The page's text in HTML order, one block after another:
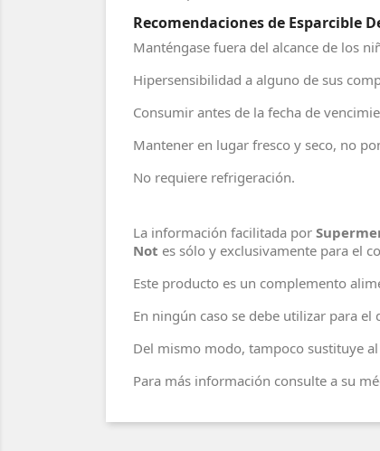
Recomendaciones de Esparcible
Manténgase fuera del alcance de los
Hipersensibilidad a alguno de sus
Consumir antes de la fecha de
Mantener en lugar fresco y seco, no
No requiere refrigeración.
La información facilitada por
Not es sólo y exclusivamente para el
Este producto es un complemento
En ningún caso se debe utilizar para
Del mismo modo, tampoco sustituye
Para más información consulte a su